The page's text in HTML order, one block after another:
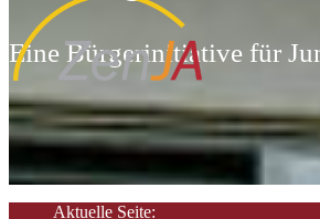
Eine Bürgerinitiative für
Aktuelle Seite: